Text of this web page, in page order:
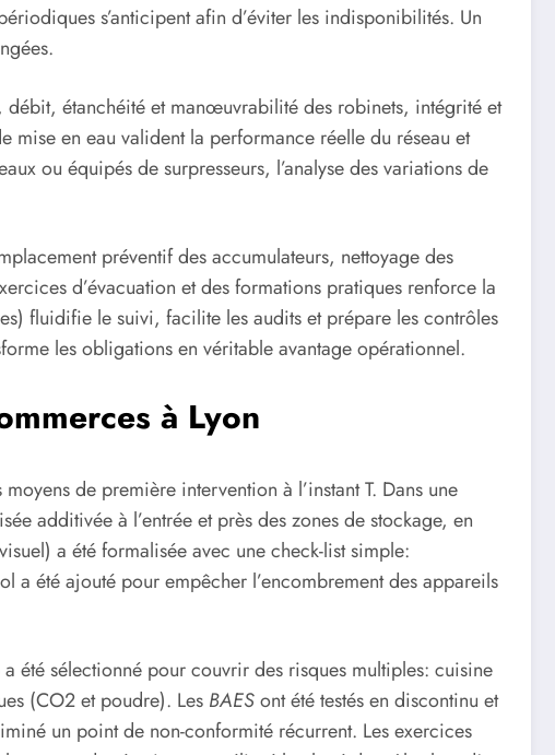
s’anticipent afin d’éviter les indisponibilités. Un
débit, étanchéité et manœuvrabilité des robinets, intégrité et
mise en eau valident la performance réelle du réseau et
ou équipés de surpresseurs, l’analyse des variations de
préventif des accumulateurs, nettoyage des
d’évacuation et des formations pratiques renforce la
fluidifie le suivi, facilite les audits et prépare les contrôles
les obligations en véritable avantage opérationnel.
à Lyon
de première intervention à l’instant T. Dans une
additivée à l’entrée et près des zones de stockage, en
a été formalisée avec une check-list simple:
été ajouté pour empêcher l’encombrement des appareils
a été sélectionné pour couvrir des risques multiples: cuisine
(CO2 et poudre). Les BAESont été testés en discontinu et
un point de non-conformité récurrent. Les exercices